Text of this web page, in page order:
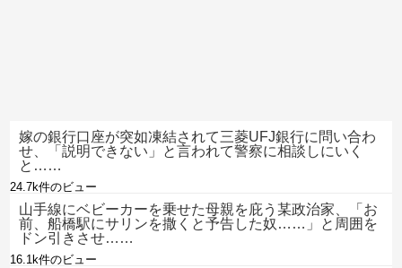
嫁の銀行口座が突如凍結されて三菱UFJ銀行に問い合わ
せ、「説明できない」と言われて警察に相談しにいく
と……
24.7k件のビュー
山手線にベビーカーを乗せた母親を庇う某政治家、「お
前、船橋駅にサリンを撒くと予告した奴……」と周囲を
ドン引きさせ……
16.1k件のビュー